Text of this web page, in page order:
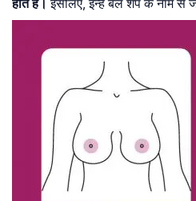
होते हैं। इसलिए, इन्हें बेल शेप के नाम से